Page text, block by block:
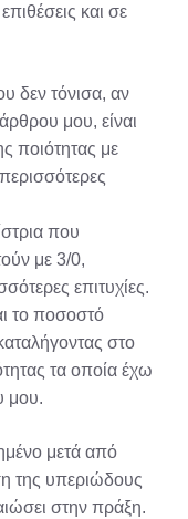
και σε
δεν τόνισα, αν
μου, είναι
ποιότητας με
που
με 3/0,
επιτυχίες.
το ποσοστό
στο
τα οποία έχω
μου.
μετά από
της υπεριώδους
στην πράξη.